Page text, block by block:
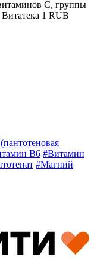
С, группы
Витатека 1 RUB
B6 #Витамин
#Магний